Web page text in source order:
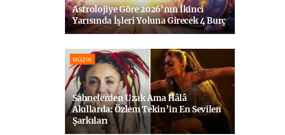
Astrolojiye Göre 2026’nın İkinci
Yarısında İşleri Yoluna Girecek 4 Burç
MÜZIK
Sahnelerden Uzak Ama Hâlâ
Akıllarda: Özlem Tekin’in En Sevilen
Şarkıları